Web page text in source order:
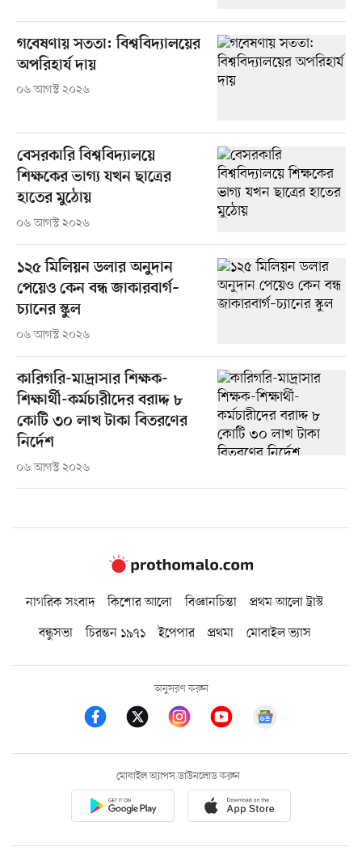
গবেষণায় সততা: বিশ্ববিদ্যালয়ের
অপরিহার্য দায়
০৬ আগস্ট ২০২৬
বেসরকারি বিশ্ববিদ্যালয়ে
শিক্ষকের ভাগ্য যখন ছাত্রের
হাতের মুঠোয়
০৬ আগস্ট ২০২৬
১২৫ মিলিয়ন ডলার অনুদান
পেয়েও কেন বন্ধ জাকারবার্গ–
চ্যানের স্কুল
০৬ আগস্ট ২০২৬
কারিগরি-মাদ্রাসার শিক্ষক-
শিক্ষার্থী-কর্মচারীদের বরাদ্দ ৮
কোটি ৩০ লাখ টাকা বিতরণের
নির্দেশ
০৬ আগস্ট ২০২৬
নাগরিক সংবাদ কিশোর আলো বিজ্ঞানচিন্তা
প্রথম আলো ট্রাস্ট
বন্ধুসভা
চিরন্তন ১৯৭১ ইপেপার প্রথমা মোবাইল ভ্যাস
অনুসরণ করুন
মোবাইল অ্যাপস ডাউনলোড করুন